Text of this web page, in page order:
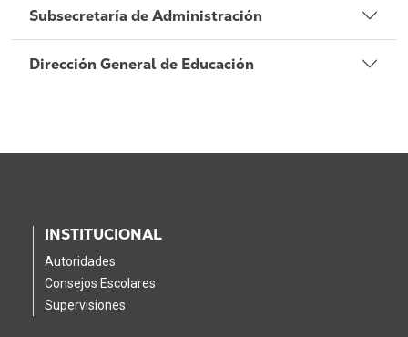
Subsecretaría de Administración
Dirección General de Educación
INSTITUCIONAL
Autoridades
Consejos Escolares
Supervisiones